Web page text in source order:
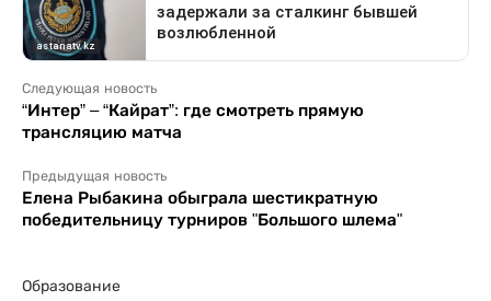
Следующая новость
“Интер” – “Кайрат”: где смотреть прямую
трансляцию матча
Предыдущая новость
Елена Рыбакина обыграла шестикратную
победительницу турниров "Большого шлема"
Образование